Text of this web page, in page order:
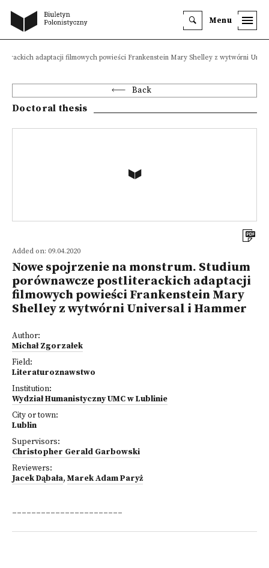
Menu
adaptacji filmowych powieści Frankenstein Mary Shelley z wytwórni
Back
Doctoral thesis
Added on: 09.04.2020
Nowe spojrzenie na monstrum. Studium
porównawcze postliterackich adaptacji
filmowych powieści Frankenstein Mary
Shelley z wytwórni Universal i Hammer
Author:
Michał Zgorzałek
Field:
Literaturoznawstwo
Institution:
Wydział Humanistyczny UMC w Lublinie
City or town:
Lublin
Supervisors:
Christopher Gerald Garbowski
Reviewers:
Jacek Dąbała,Marek Adam Paryż
_______________________